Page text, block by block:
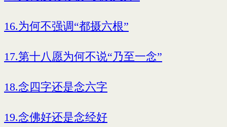
16.为何不强调“都摄六根”
17.第十八愿为何不说“乃至一念”
18.念四字还是念六字
19.念佛好还是念经好